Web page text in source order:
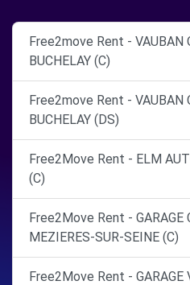
Free2move Rent - VAUBAN
BUCHELAY (C)
Free2move Rent - VAUBAN
BUCHELAY (DS)
Free2Move Rent - ELM
(C)
Free2Move Rent - GARAGE
MEZIERES-SUR-SEINE (C)
Free2Move Rent - GARAGE